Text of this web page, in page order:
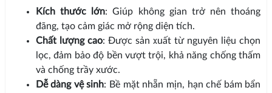
Kích thước lớn: Giúp không gian trở nên thoáng
đãng, tạo cảm giác mở rộng diện tích.
Chất lượng cao: Được sản xuất từ nguyên liệu chọn
lọc, đảm bảo độ bền vượt trội, khả năng chống thấm
và chống trầy xước.
Dễ dàng vệ sinh: Bề mặt nhẵn mịn, hạn chế bám bẩn